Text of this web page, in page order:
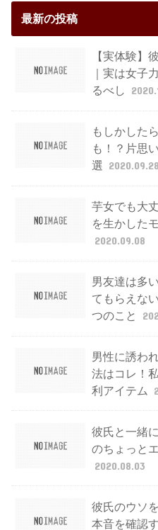
最新の投稿
【実体験】
｜実は女子
るべし
もしかした
も！？片思
選 2020.09.28
芋女でも大
を生かした
2020.09.08
男友達は多
てもらえな
つのこと
男性に誘わ
法はコレ！
利アイテム
彼氏と一緒
のちょっと
2020.08.03
彼氏のウソ
本音を確認